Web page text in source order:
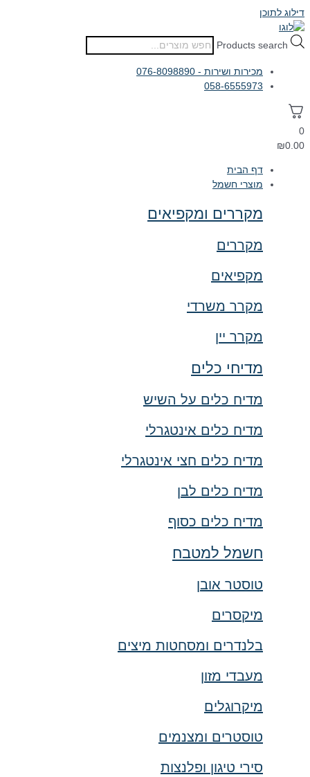
דילוג לתוכן
Products search
מכירות ושירות - 076-8098890
058-6555973
0
₪0.00
דף הבית
מוצרי חשמל
מקררים ומקפיאים
מקררים
מקפיאים
מקרר משרדי
מקרר יין
מדיחי כלים
מדיח כלים על השיש
מדיח כלים אינטגרלי
מדיח כלים חצי אינטגרלי
מדיח כלים לבן
מדיח כלים כסוף
חשמל למטבח
טוסטר אובן
מיקסרים
בלנדרים ומסחטות מיצים
מעבדי מזון
מיקרוגלים
טוסטרים ומצנמים
סירי טיגון ופלנצות